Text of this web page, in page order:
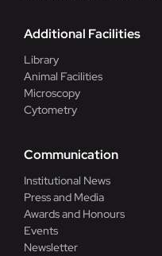
Additional Facilities
Library
Animal Facilities
Microscopy
Cytometry
Communication
Institutional News
Press and Media
Awards and Honours
Events
Newsletter